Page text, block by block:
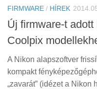
Cikkek
Szoftver
Firmware
Tudástár
Tanácsok
FIRMWARE / HÍREK
Új firmware-t
Coolpix
A Nikon alapszoftver
kompakt
„zavarát” (idézet a Nikon